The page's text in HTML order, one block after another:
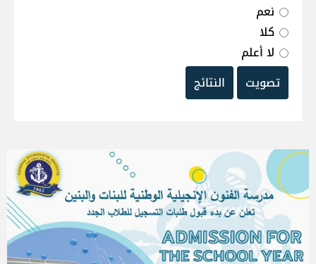
نعم
كلا
لا أعلم
تصويت
النتائج